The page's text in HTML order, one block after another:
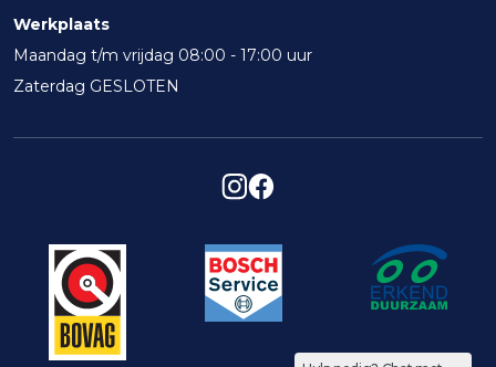
Werkplaats
Maandag t/m vrijdag 08:00 - 17:00 uur
Zaterdag GESLOTEN